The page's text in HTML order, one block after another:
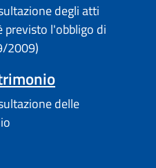
degli atti
previsto l'obbligo di
2009)
delle